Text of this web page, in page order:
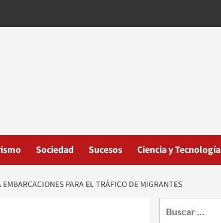
Sociedad Sucesos Ciencia y Tecnología
PARA EL TRÁFICO DE MIGRANTES